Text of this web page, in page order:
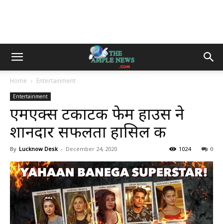
Home Entertainment
Entertainment
एमएक्स टकाटक फेम हाउस ने
शानदार सफलता हा‍सिल की
By Lucknow Desk - December 24, 2020 0
1024